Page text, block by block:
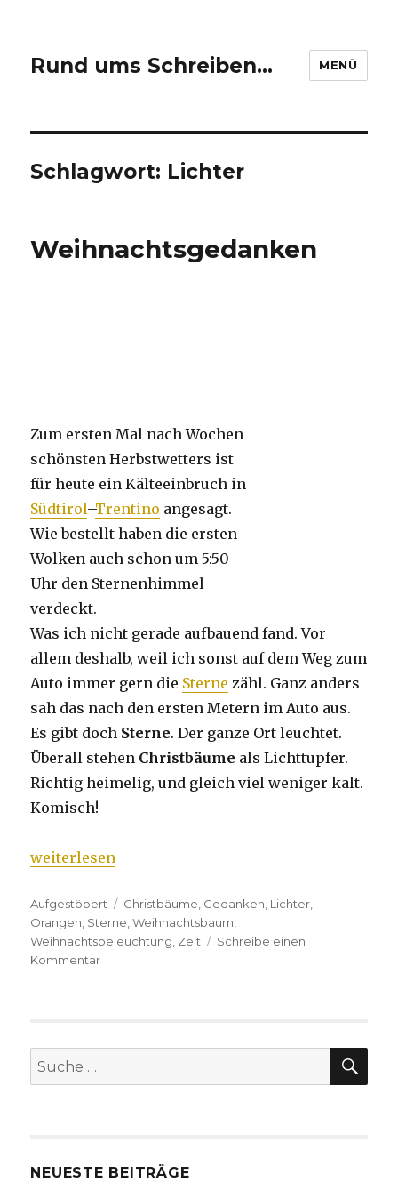
Rund ums Schreiben… MENÜ
Schlagwort: Lichter
Weihnachtsgedanken
Zum ersten Mal nach Wochen
schönsten Herbstwetters ist
für heute ein Kälteeinbruch in
Südtirol–Trentino angesagt.
Wie bestellt haben die ersten
Wolken auch schon um 5:50
Uhr den Sternenhimmel
verdeckt.
Was ich nicht gerade aufbauend fand. Vor
allem deshalb, weil ich sonst auf dem Weg zum
Auto immer gern die Sterne zähl. Ganz anders
sah das nach den ersten Metern im Auto aus.
Es gibt doch Sterne. Der ganze Ort leuchtet.
Überall stehen Christbäume als Lichttupfer.
Richtig heimelig, und gleich viel weniger kalt.
Komisch!
„Weihnachtsgedanken“
weiterlesen
Kategorien
Aufgestöbert Tags
Christbäume Gedanken Lichter
Orangen Sterne ,Weihnachtsbaum
Weihnachtsbeleuchtung Zeit
Schreibe einen
Kommentar
Suche
nach:
NEUESTE BEITRÄGE